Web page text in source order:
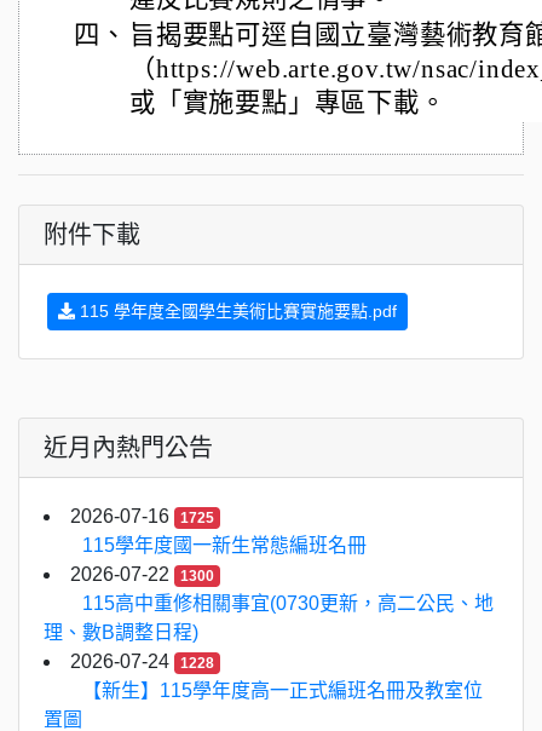
四、 旨揭要點可逕自國立臺灣藝術教育
（https://web.arte.gov.tw/nsac/
或「實施要點」專區下載。
附件下載
115 學年度全國學生美術比賽實施要點.pdf
近月內熱門公告
2026-07-16 1725
115學年度國一新生常態編班名冊
2026-07-22
1300
115高中重修相關事宜(0730更新，高二公民、地
理、數B調整日程)
2026-07-24
1228
【新生】115學年度高一正式編班名冊及教室位
置圖